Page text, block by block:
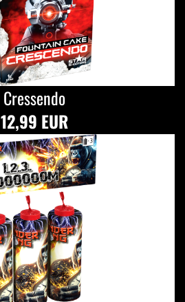
Cressendo
12,99 EUR